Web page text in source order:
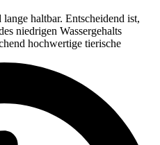
haltbar. Entscheidend ist,
niedrigen Wassergehalts
hochwertige tierische